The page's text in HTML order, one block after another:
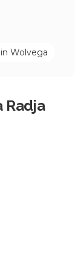
Wolvega
Radja